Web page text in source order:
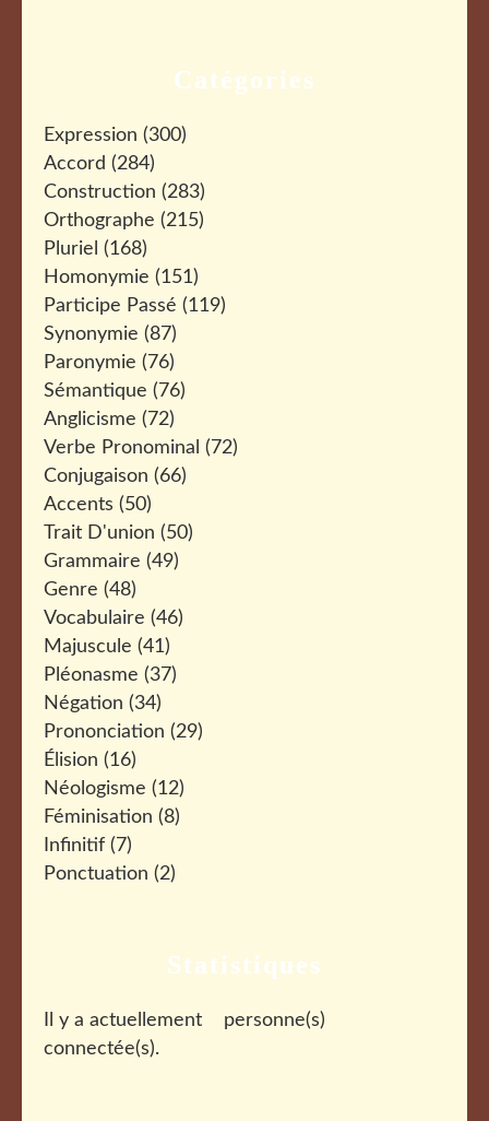
Catégories
Expression (300)
Accord (284)
Construction (283)
Orthographe (215)
Pluriel (168)
Homonymie (151)
Participe Passé (119)
Synonymie (87)
Paronymie (76)
Sémantique (76)
Anglicisme (72)
Verbe Pronominal (72)
Conjugaison (66)
Accents (50)
Trait D'union (50)
Grammaire (49)
Genre (48)
Vocabulaire (46)
Majuscule (41)
Pléonasme (37)
Négation (34)
Prononciation (29)
Élision (16)
Néologisme (12)
Féminisation (8)
Infinitif (7)
Ponctuation (2)
Statistiques
Il y a actuellement
personne(s)
connectée(s).